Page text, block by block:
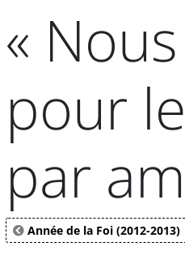
«
pour
par
Année de la Foi (2012-2013)